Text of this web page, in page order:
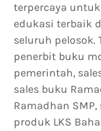
terpercaya
edukasi terbaik
seluruh pelosok.
penerbit buku
pemerintah,
sales buku
Ramadhan
produk LKS